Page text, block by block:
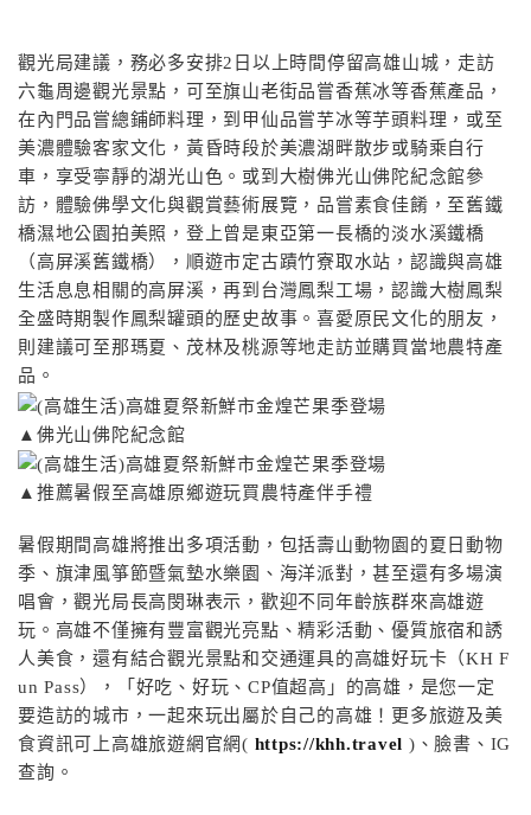
觀光局建議，務必多安排2日以上時間停留高雄山城，走訪
六龜周邊觀光景點，可至旗山老街品嘗香蕉冰等香蕉產品，
在內門品嘗總鋪師料理，到甲仙品嘗芋冰等芋頭料理，或至
美濃體驗客家文化，黃昏時段於美濃湖畔散步或騎乘自行
車，享受寧靜的湖光山色。或到大樹佛光山佛陀紀念館參
訪，體驗佛學文化與觀賞藝術展覽，品嘗素食佳餚，至舊鐵
橋濕地公園拍美照，登上曾是東亞第一長橋的淡水溪鐵橋
（高屏溪舊鐵橋），順遊市定古蹟竹寮取水站，認識與高雄
生活息息相關的高屏溪，再到台灣鳳梨工場，認識大樹鳳梨
全盛時期製作鳳梨罐頭的歷史故事。喜愛原民文化的朋友，
則建議可至那瑪夏、茂林及桃源等地走訪並購買當地農特產
品。
▲佛光山佛陀紀念館
▲推薦暑假至高雄原鄉遊玩買農特產伴手禮
暑假期間高雄將推出多項活動，包括壽山動物園的夏日動物
季、旗津風箏節暨氣墊水樂園、海洋派對，甚至還有多場演
唱會，觀光局長高閔琳表示，歡迎不同年齡族群來高雄遊
玩。高雄不僅擁有豐富觀光亮點、精彩活動、優質旅宿和誘
人美食，還有結合觀光景點和交通運具的高雄好玩卡（KH F
un Pass），「好吃、好玩、CP值超高」的高雄，是您一定
要造訪的城市，一起來玩出屬於自己的高雄！更多旅遊及美
食資訊可上高雄旅遊網官網( https://khh.travel )、臉書、IG
查詢。